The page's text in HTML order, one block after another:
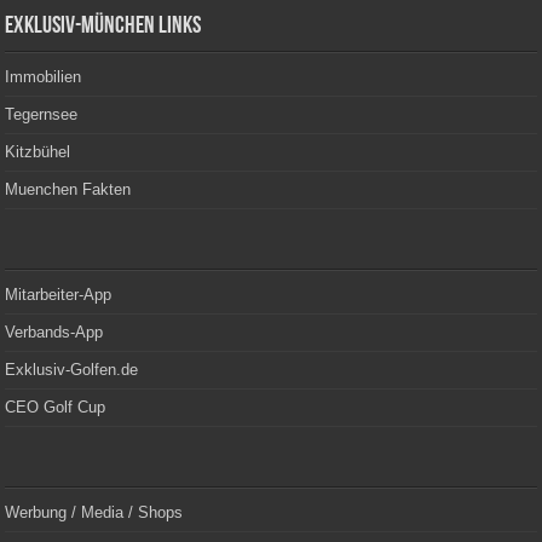
Exklusiv-München Links
Immobilien
Tegernsee
Kitzbühel
Muenchen Fakten
Mitarbeiter-App
Verbands-App
Exklusiv-Golfen.de
CEO Golf Cup
Werbung / Media / Shops